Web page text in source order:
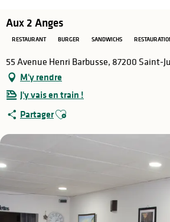
Aux 2 Anges
RESTAURANT BURGER SANDWICHS
55 Avenue Henri Barbusse, 87200 Saint-
M'y rendre
J'y vais en train !
PartagerAjouter aux favoris